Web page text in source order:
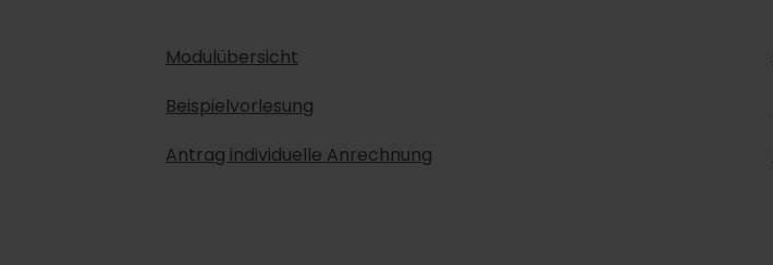
Modulübersicht
Beispielvorlesung
Antrag individuelle Anrechnung